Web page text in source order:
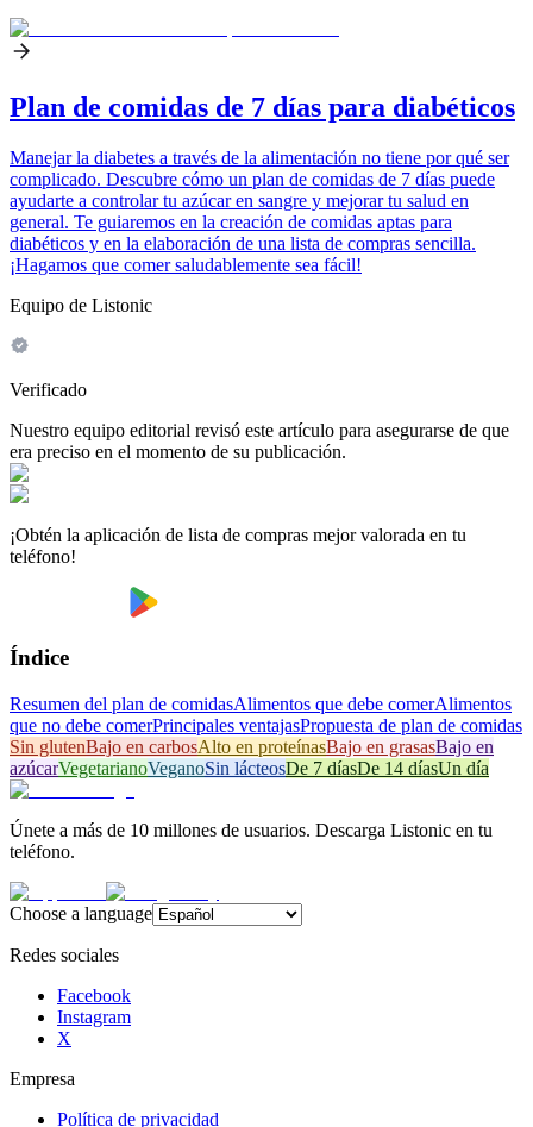
Plan de comidas de 7 días para diabéticos
Manejar la diabetes a través de la alimentación no tiene por qué ser
complicado. Descubre cómo un plan de comidas de 7 días puede
ayudarte a controlar tu azúcar en sangre y mejorar tu salud en
general. Te guiaremos en la creación de comidas aptas para
diabéticos y en la elaboración de una lista de compras sencilla.
¡Hagamos que comer saludablemente sea fácil!
Equipo de Listonic
Verificado
Nuestro equipo editorial revisó este artículo para asegurarse de que
era preciso en el momento de su publicación.
¡Obtén la aplicación de lista de compras mejor valorada en tu
teléfono!
Índice
Resumen del plan de comidasAlimentos que debe comerAlimentos
que no debe comerPrincipales ventajasPropuesta de plan de comidas
Sin glutenBajo en carbosAlto en proteínasBajo en grasasBajo en
azúcarVegetarianoVeganoSin lácteosDe 7 díasDe 14 díasUn día
Únete a más de 10 millones de usuarios. Descarga Listonic en tu
teléfono.
Choose a language
Redes sociales
Facebook
Instagram
X
Empresa
Política de privacidad